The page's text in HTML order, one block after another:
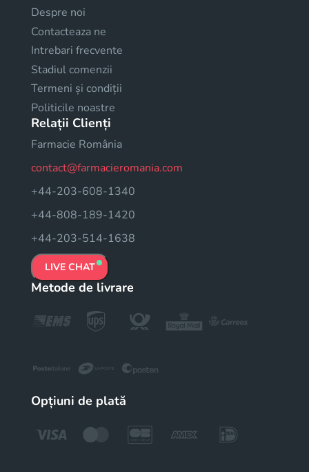
Despre noi
Contacteaza ne
Intrebari frecvente
Stadiul comenzii
Termeni și condiții
Politicile noastre
Relații Clienți
Farmacie România
contact@farmacieromania.com
+44-203-608-1340
+44-808-189-1420
+44-203-514-1638
LIVE CHAT
Metode de livrare
Opțiuni de plată